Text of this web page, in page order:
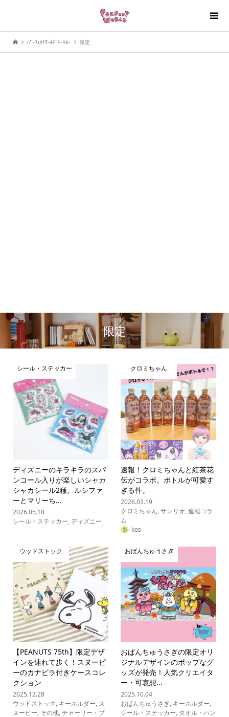
ﾊﾟｰﾌｪｸﾄﾜｰﾙﾄﾞﾄｰｷｮｰ 限定
限定
シール・ステッカー
ディズニーのキラキラのスパ
ンコール入りが楽しいシャカ
シャカシール2種。ルシファ
ーとマリーち...
2026.05.18
シール・ステッカー,ディズニー
クロミちゃん
速報！クロミちゃんと紅茶花
伝がコラボ。ボトルが可愛す
ぎる件。
2026.03.19
クロミちゃん,サンリオ,連載コラ
ム
kos
ウッドストック
【PEANUTS 75th】限定デザ
インを連れて歩く！スヌーピ
ーのカナビラ付きケースコレ
クション
2025.12.28
ウッドストック, キーホルダー, ス
ヌーピー, その他,チャーリー・ブ
おぱんちゅうさぎ
おぱんちゅうさぎの限定オリ
ジナルデザインのポップなグ
ッズが発売！人気クリエイタ
ー・可哀想...
2025.10.04
おぱんちゅうさぎ, キーホルダー,
シール・ステッカー, タオル・ハン